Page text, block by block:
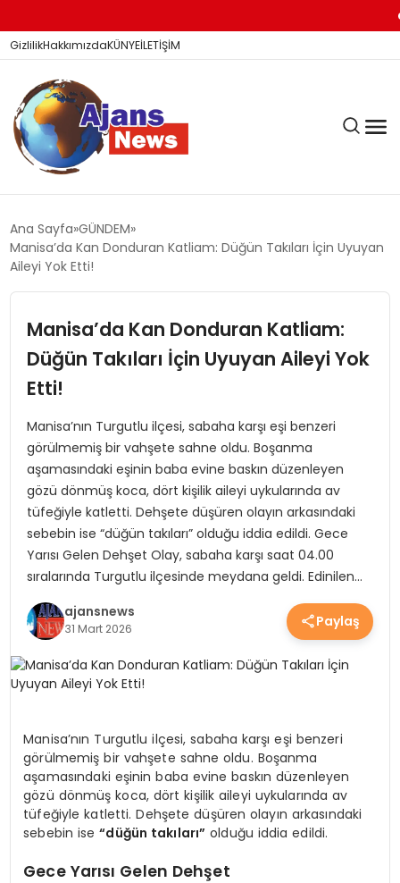
GizlilikHakkımızdaKÜNYEİLETİŞİM
KÖŞE YAZILARI
SİYASET
DÜNYA
YEREL HABERLER
EKONOMİ
EĞİTİM
GÜNDEM
SAĞLIK
SPOR
Ana Sayfa GÜNDEM
Manisa’da Kan Donduran Katliam: Düğün Takıları İçin Uyuyan
Aileyi Yok Etti!
Manisa’da Kan Donduran Katliam:
Düğün Takıları İçin Uyuyan Aileyi Yok
Etti!
Manisa’nın Turgutlu ilçesi, sabaha karşı eşi benzeri
görülmemiş bir vahşete sahne oldu. Boşanma
aşamasındaki eşinin baba evine baskın düzenleyen
gözü dönmüş koca, dört kişilik aileyi uykularında av
tüfeğiyle katletti. Dehşete düşüren olayın arkasındaki
sebebin ise “düğün takıları” olduğu iddia edildi. Gece
Yarısı Gelen Dehşet Olay, sabaha karşı saat 04.00
sıralarında Turgutlu ilçesinde meydana geldi. Edinilen…
ajansnews
31 Mart 2026 Paylaş
Manisa’nın Turgutlu ilçesi, sabaha karşı eşi benzeri
görülmemiş bir vahşete sahne oldu. Boşanma
aşamasındaki eşinin baba evine baskın düzenleyen
gözü dönmüş koca, dört kişilik aileyi uykularında av
tüfeğiyle katletti. Dehşete düşüren olayın arkasındaki
sebebin ise“düğün takıları” olduğu iddia edildi.
Gece Yarısı Gelen Dehşet